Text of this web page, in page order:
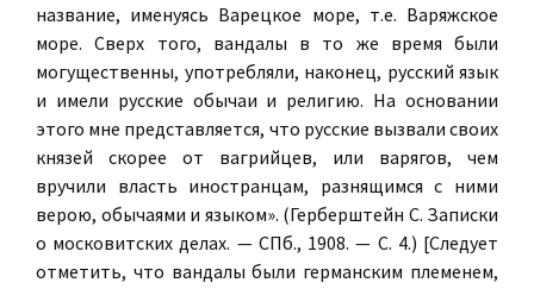
название, именуясь Варецкое море, т.е. Варяжское
море. Сверх того, вандалы в то же время были
могущественны, употребляли, наконец, русский язык
и имели русские обычаи и религию. На основании
этого мне представляется, что русские вызвали своих
князей скорее от вагрийцев, или варягов, чем
вручили власть иностранцам, разнящимся с ними
верою, обычаями и языком». (Герберштейн С. Записки
о московитских делах. — СПб., 1908. — С. 4.) [Следует
отметить, что вандалы были германским племенем,